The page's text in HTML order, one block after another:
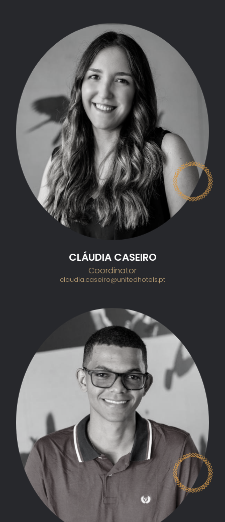
SOBRE NÓS
PORTEFÓLIO
PROMOÇÃO
PARA HOTELEIROS
PARA PROFISSIONAIS DO TRADE
CONTACTOS
EN FR
Política de privacidade & Cookies
Recrutamento
CLÁUDIA CASEIRO
Coordinator
claudia.caseiro@unitedhotels.pt